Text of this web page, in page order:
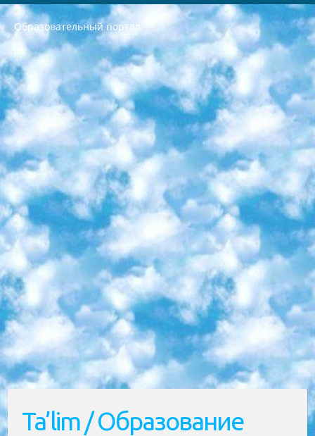
Образовательный портал
РЕСПУБЛИКА УЗБЕКИСТАН МИНИСТРЕРСТВО ДОШКОЛЬНОГО И ШКОЛЬНОГО ОБРАЗОВАНИЯ КОМАНДА в общеобразовательных учреждениях в 2023-2024 учебном году организация и проведение итоговой государственной аттестации обучающихся о Министра дошкольного и школьного образования Республики Узбекистан от 4 марта 2008 года (постановлением Минюста от 20 марта 2008 года № 1778 государственной регистрации) «Итоговое состояние учащихся общего среднего образования на основании положения об утверждении положения об аттестации общего среднего образования выпускной экзамен студентов в образовательных учреждениях в 2023-2024 учебном году В целях организации и прохождения аттестации приказываю: 1. Следующее: перечень предметов, по которым будет проводиться итоговая государственная аттестация и экзамен формы перевода согласно приложению 1; сертификаты международного образца, оценивающие уровень владения иностранными языками перечень согласно приложению 2; 2. Педагогический при специализированных образовательных учреждениях. научно-практический центр квалификации и международной оценки (Д.Давидова) 2024 г. До 25 марта: задания по предметам, по которым будет проводиться итоговая аттестация разработка и утверждение технических условий; итоговая аттестация на основании разработанного предметного задания разработка вопросов по предметам (устно и письменно), экзамен передача; общеобразовательные средние школы и специальные учебные заведения учащиеся выпускных классов школ и интернатов в агентской системе подготовка базы данных экзаменационных материалов и критериев оценки; перевод базы экзаменационных материалов на все языки обучения подать в Республиканский образовательный центр для изготовления; варианты экзаменов на основе разработанных контрольных материалов пусть будут поставлены задачи формирования. 3. Республиканский образовательный центр (Ш.Худайкулов) до 5 апреля 2024 года. до: база данных предоставленных экзаменационных материалов на все языки обучения перевод и экспертиза; для слепых, слабовидящих, глухих, слабослышащих и умственно отсталых детей учащиеся выпускных классов специализированных школ и школ-интернатов база данных экзаменационных материалов на всех преподаваемых языках подготовка критериев оценки; специализированные школы для умственно отсталых детей и технологии для учащихся выпускных классов школ-интернатов разработка соответствующих рекомендаций и критериев проведения ЕГЭ по естествознанию давать задания. 4. Педагогический при специализированных образовательных учреждениях. Научно-практический центр навыков и международной оценки (Д.Давидова), Республика образовательный центр (Худайкулов Ш.) итоговый государственный аттестационный экзамен ориентирован на творческое и логическое мышление при подготовке базы материалов учитывать введение заданий. 5. Следует отметить, что: сертификат государственного образца о знании общеобразовательного предмета и как минимум национальный уровень B1 по предметам на иностранных языках, указанным в Приложении 2. или международно признанный сертификат эквивалентного уровня студенты, изучающие определенный предмет, освобождаются от экзамена; по соответствующим предметам запланирована итоговая государственная аттестация за день до дня, путем жеребьевки Рабочей группой (в письменной форме по предметам, проводимым в форме) из числа сформированных вариантов выбрано 2 варианта; 2 выбранных варианта экзамена анонсированы на официальном сайте министерства и все выпускники по всей стране на основе этих вариантов проводит итоговую государственную аттестацию. 6. Государственное образование учащихся средних общеобразовательных учреждений. знания в соответствии с квалификационными требованиями, которые необходимо приобрести на основании стандартов итоговый (выпускной) контроль для 9 и 11 классов в целях тестирования Экзамены (далее – экзамены) состоят из предметов, перечисленных в приложении 1. будет сделано. 7. Экзамены пройдут с 26 мая по 15 июня 2024 г. (кроме науки физического воспитания). 8. Физическая для учащихся 9 классов общесредних образовательных учреждений. Экзамены по предмету «Образование, квалификация медицина» 1-6 мая 2024 года. сотрудники перевести под присмотр (с отклонениями в физическом или умственном развитии) специализированная школа для детей, школы-интернаты и со сколиозом школы-интернаты санаторного типа для больных детей исключены). 9. Он был слепым, слабовидящим и имел нарушения опорно-двигательного аппарата. экзамены в специализированных школах и интернатах для детей должны проводиться исходя из требований, предъявляемых к общеобразовательным учреждениям (физкультура кроме науки). 10. Специализированная школа для глухих и слабослышащих детей. и экзамены в интернатах и быть реализован в виде письменного теста по математике. 11. Специальность для умственно отсталых детей. Для 9 класса Родной язык и литературное письмо Государственный язык (язык обучения – узбекский). для неклассов) написано Математическое письмо Письменная/устная история Узбекистана Физическое воспитание практично Итоговый контроль Для 11 класса Написание родного языка и литературы (эссе) Математическое письмо Узбекский язык (обучение на узбекском языке) не посещающее общее среднее образование для учреждений)/Образовательное учреждение выбор письменный и устный Иностранный язык письменный/устный Письменная/устная история Узбекистана *По выбору студента:  Химия  Физика  Основы государственного права  География 10 бесплатных образовательных ресурсов - Мы составили подборку онлайн-проектов с интерактивными упражнениями, видеолекциями и статьями. Они помогут вам обрести новые и освежить старые знания бесплатно. 1. «ИНТУИТ» Старейшая образовательная площадка Рунета. Здесь вы найдёте сотни текстовых и видеокурсов на десятки различных тем — от программирования до психологии. Многие курсы подготовлены российскими университетами и крупными международными компаниями вроде Intel и Microsoft. Самостоятельное обучение бесплатное, но желающие могут оплатить услуги персональных наставников. 2. «Смартия» знакомит с актуальными профессиями и подсказывает, как им обучаться. Выбрав заинтересовавшую вас специальность — SMM-специалист, фотограф, веб-дизайнер или другую, — увидите список необходимых для неё умений. Чтобы вы могли освоить их самостоятельно, для каждого умения площадка отображает подборку ссылок на учебные материалы. Хотя «Смартия» ориентируется на русскоязычную аудиторию, часть контента всё же доступна только на английском. 3. «Лекторий Физтеха» Проект Московского физико-технического института (Физтеха). С его помощью вы можете смотреть онлайн серии лекций, записанные на видео в этом вузе. В числе доступных предметов — физика, биология, химия, информационные технологии и другие. К некоторым лекциям администрация ресурса прилагает готовые конспекты, которые можно скачивать в PDF-формате. 4. ITMOcourses Онлайн-площадка Санкт-Петербургского национального исследовательского университета информационных технологий, механики и оптики (ИТМО). Ресурс предоставляет свободный доступ к курсам, разработанным в этом вузе. Каталог материалов разбит на четыре категории: «Оптические системы и технологии», «Приборостроение и робототехника», «Информационные технологии» и «Биотехнологии». Курсы состоят из видеолекций, интерактивных демонстраций и заданий. 5. «КиберЛенинка» Электронная научная библиотека открытого доступа. Каталог площадки регулярно обрастает текстами статей из различных научных изданий. Сгруппированные по журналам и рубрикам публикации можно читать онлайн или скачивать целиком в PDF-формате. Проект нацелен на популяризацию науки за счёт открытого доступа к качественной информации. 6. «ПостНаука» На этом ресурсе публикуют подборки видеолекций, составленные экспертами из разных отраслей и объединённые общими темами. Среди них, к примеру, есть серии «Биоинформатика и геномика», «Культура средневековой Скандинавии» и Cinema Studies о теории кино. Каждая подборка лекций — логически связанная история, рассказанная экспертом от первого лица. Кроме того, на сайте появляются научно-образовательные статьи и тесты на разные темы. 7. «Newочём» Команда проекта «Newочём» отбирает самые интересные тексты из англоязычных СМИ и переводит те из них, за которые голосуют участники сообщества «ВКонтакте». По большей части это научно-популярные статьи. Редакторы придумывают лишь заголовки, в остальном содержание переводов соответствует оригиналам. Полные тексты можно читать прямо в социальной сети. 8. InternetUrok Онлайн-база материалов по основным дисциплинам школьной программы. Информация на сайте структурирована по классам, предметам и темам (урокам). Каждый урок состоит из видеолекций и конспектов. Есть также интерактивные тренажёры и тесты для закрепления пройденного материала. Даже если вы давно окончили школу, возможность повторить программу старших классов всегда может пригодиться. 9. Edutainme Ещё один ресурс об образовании. В отличие от Newtonew, как мне кажется, Edutainme больше ориентируется на представителей индустрии: педагогов, предпринимателей, разработчиков образовательных проектов. Но и любой, кто просто стремится к саморазвитию, найдёт на сайте много полезного и интересного для себя. Например, информацию о новых курсах и образовательных сервисах. 10. Newtonew Онлайн-медиа об образовании и обучении в широком смысле. Авторы Newtonew пишут об инструментах, заведениях, тактиках и стратегиях, которые помогают учить других и получать новые знания самостоятельно. На этой площадке вы найдёте новости, обзоры, аналитические мат
Ta’lim / Образование